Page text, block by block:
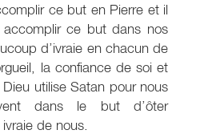
ce but en Pierre et il
accomplir ce but dans nos
d’ivraie en chacun de
la confiance de soi et
Dieu utilise Satan pour nous
dans le but d’ôter
de nous.